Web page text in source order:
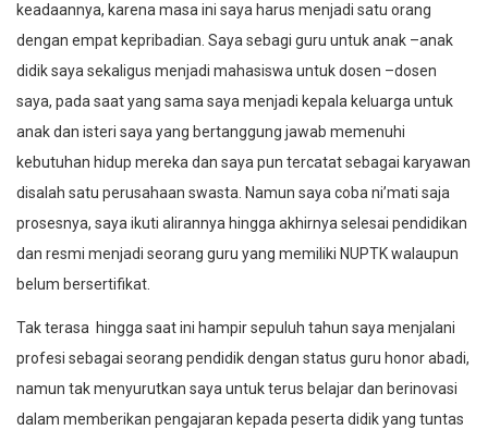
keadaannya, karena masa ini saya harus menjadi satu orang
dengan empat kepribadian. Saya sebagi guru untuk anak –anak
didik saya sekaligus menjadi mahasiswa untuk dosen –dosen
saya, pada saat yang sama saya menjadi kepala keluarga untuk
anak dan isteri saya yang bertanggung jawab memenuhi
kebutuhan hidup mereka dan saya pun tercatat sebagai karyawan
disalah satu perusahaan swasta. Namun saya coba ni’mati saja
prosesnya, saya ikuti alirannya hingga akhirnya selesai pendidikan
dan resmi menjadi seorang guru yang memiliki NUPTK walaupun
belum bersertifikat.
Tak terasa hingga saat ini hampir sepuluh tahun saya menjalani
profesi sebagai seorang pendidik dengan status guru honor abadi,
namun tak menyurutkan saya untuk terus belajar dan berinovasi
dalam memberikan pengajaran kepada peserta didik yang tuntas